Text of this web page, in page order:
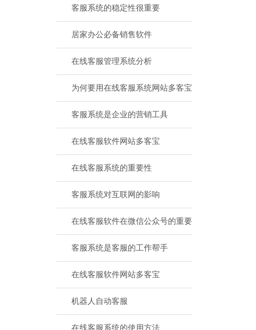
客服系统的稳定性很重要
居家办公必备销售软件
在线客服管理系统分析
为何要用在线客服系统网站多客宝
客服系统是企业的营销工具
在线客服软件网站多客宝
在线客服系统的重要性
客服系统对互联网的影响
在线客服软件在微信公众号的重要
客服系统是客服的工作帮手
在线客服软件网站多客宝
机器人自动客服
在线客服系统的使用方法